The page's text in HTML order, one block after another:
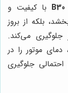
با کیفیت و
بلکه از بروز
می‌کند.
موتور را در
جلوگیری